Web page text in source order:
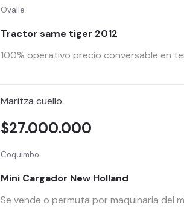
Ovalle
Tractor same tiger 2012
100% operativo precio conversable en
Maritza cuello
Coquimbo
Mini Cargador New Holland
Se vende o permuta por maquinaria del
$27.000.000